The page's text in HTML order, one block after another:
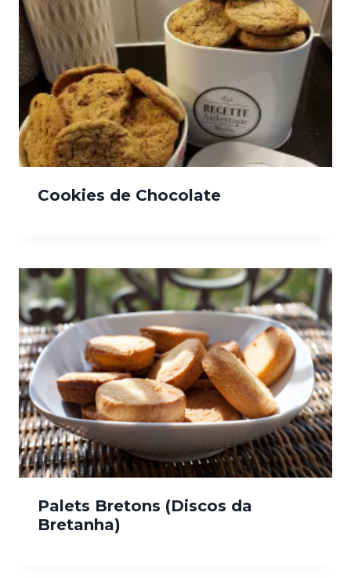
Cookies de Chocolate
Palets Bretons (Discos da
Bretanha)